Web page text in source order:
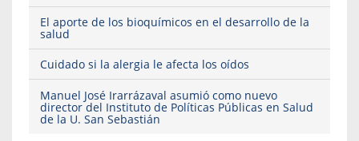
El aporte de los bioquímicos en el desarrollo de la
salud
Cuidado si la alergia le afecta los oídos
Manuel José Irarrázaval asumió como nuevo
director del Instituto de Políticas Públicas en Salud
de la U. San Sebastián